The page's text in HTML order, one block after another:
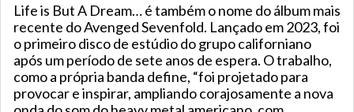
Life is But A Dream… é também o nome do álbum mais
recente do Avenged Sevenfold. Lançado em 2023, foi
o primeiro disco de estúdio do grupo californiano
após um período de sete anos de espera. O trabalho,
como a própria banda define, “foi projetado para
provocar e inspirar, ampliando corajosamente a nova